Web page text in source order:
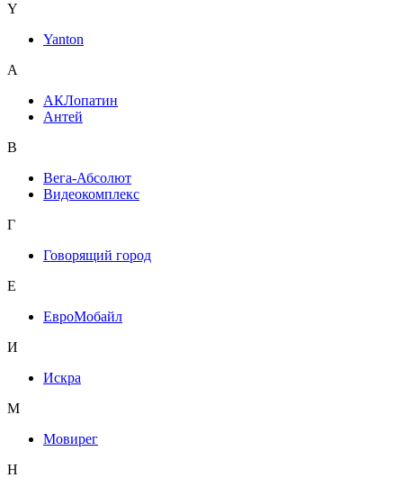
Y
Yanton
А
АКЛопатин
Антей
В
Вега-Абсолют
Видеокомплекс
Г
Говорящий город
Е
ЕвроМобайл
И
Искра
М
Мовирег
Н